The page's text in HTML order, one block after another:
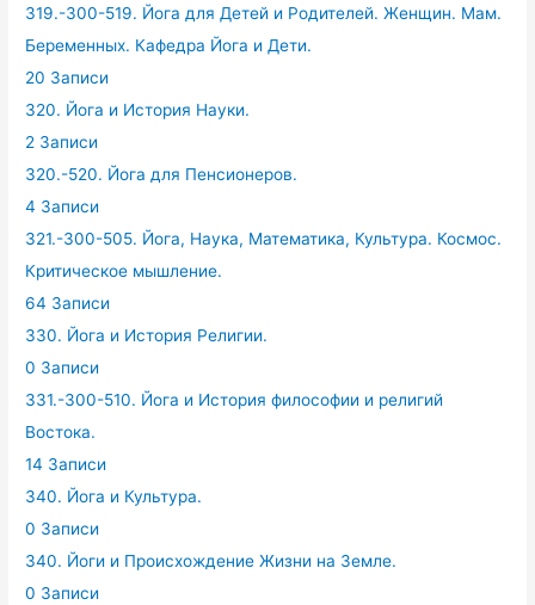
319.-300-519. Йога для Детей и Родителей. Женщин. Мам.
Беременных. Кафедра Йога и Дети.
20 Записи
320. Йога и История Науки.
2 Записи
320.-520. Йога для Пенсионеров.
4 Записи
321.-300-505. Йога, Наука, Математика, Культура. Космос.
Критическое мышление.
64 Записи
330. Йога и История Религии.
0 Записи
331.-300-510. Йога и История философии и религий
Востока.
14 Записи
340. Йога и Культура.
0 Записи
340. Йоги и Происхождение Жизни на Земле.
0 Записи